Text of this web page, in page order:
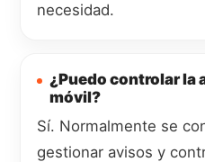
necesidad.
¿Puedo controlar la
móvil?
Sí. Normalmente se
gestionar avisos y